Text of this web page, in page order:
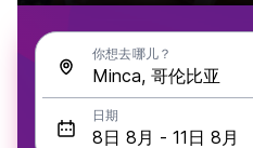
你想去哪儿？
日期